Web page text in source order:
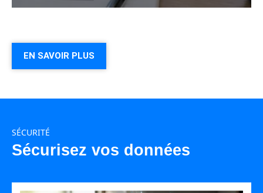
EN SAVOIR PLUS
SÉCURITÉ
Sécurisez vos données